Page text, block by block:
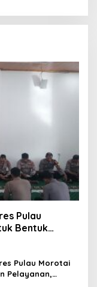
Pulau
Bentuk
Pulau Morotai
Pelayanan,